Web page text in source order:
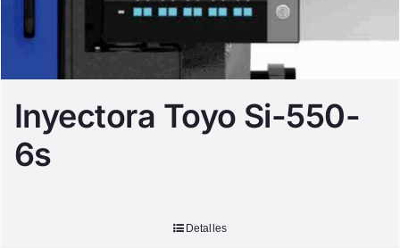
Inyectora Toyo Si-550-
6s
Detalles